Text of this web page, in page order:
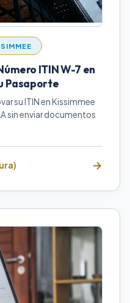
ITIN W-7 en
Pasaporte
su ITIN en Kissimmee
sin enviar documentos